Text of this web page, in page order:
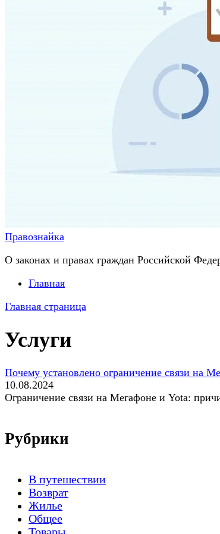
Правознайка
О законах и правах граждан Российской
Главная
Главная страница
Услуги
Почему установлено ограничение связи на
10.08.2024
Ограничение связи на Мегафоне и Yota:
Рубрики
В путешествии
Возврат
Жилье
Общее